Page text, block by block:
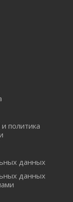
политика
данных
данных